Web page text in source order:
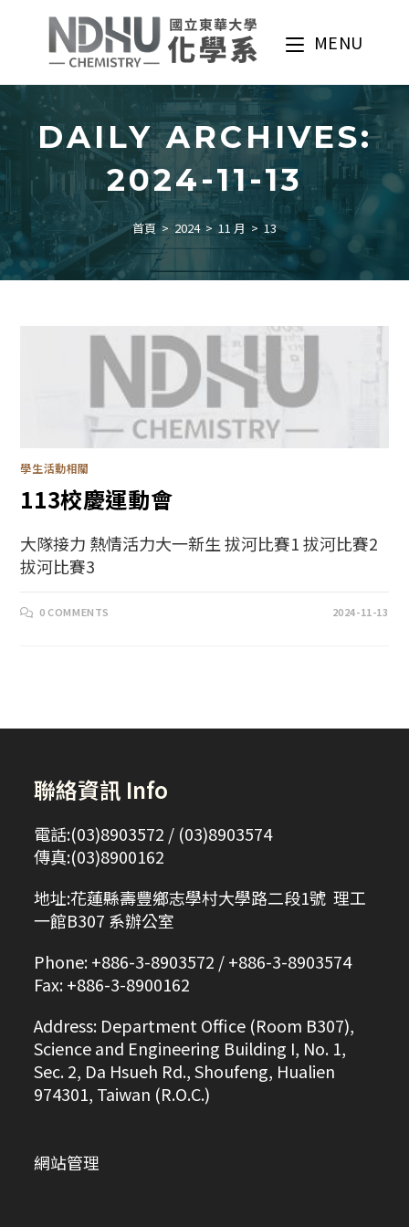
MENU
DAILY ARCHIVES:
2024-11-13
首頁 > 2024 > 11 月 > 13
學生活動相關
113校慶運動會
大隊接力 熱情活力大一新生 拔河比賽1 拔河比賽2
拔河比賽3
0 COMMENTS 2024-11-13
聯絡資訊 Info
電話:(03)8903572 / (03)8903574
傳真:(03)8900162
地址:花蓮縣壽豐鄉志學村大學路二段1號 理工
一館B307 系辦公室
Phone: +886-3-8903572 / +886-3-8903574
Fax: +886-3-8900162
Address: Department Office (Room B307),
Science and Engineering Building I, No. 1,
Sec. 2, Da Hsueh Rd., Shoufeng, Hualien
974301, Taiwan (R.O.C.)
網站管理